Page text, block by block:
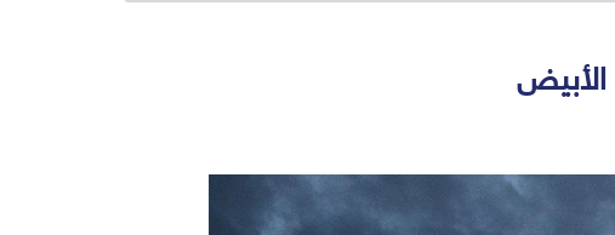
الأبيض